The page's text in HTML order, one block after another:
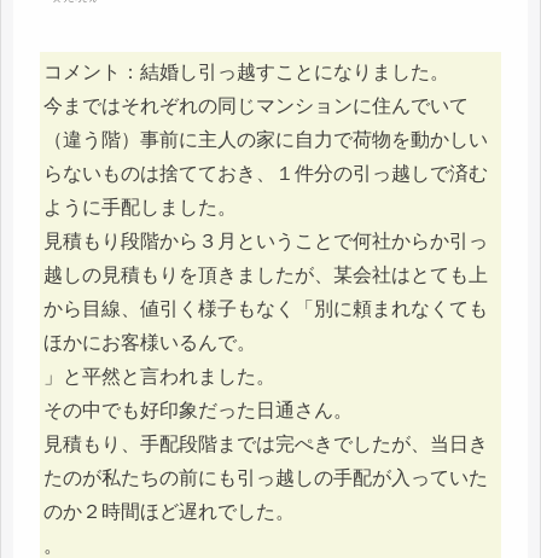
コメント：結婚し引っ越すことになりました。
今まではそれぞれの同じマンションに住んでいて
（違う階）事前に主人の家に自力で荷物を動かしい
らないものは捨てておき、１件分の引っ越しで済む
ように手配しました。
見積もり段階から３月ということで何社からか引っ
越しの見積もりを頂きましたが、某会社はとても上
から目線、値引く様子もなく「別に頼まれなくても
ほかにお客様いるんで。
」と平然と言われました。
その中でも好印象だった日通さん。
見積もり、手配段階までは完ぺきでしたが、当日き
たのが私たちの前にも引っ越しの手配が入っていた
のか２時間ほど遅れでした。
。